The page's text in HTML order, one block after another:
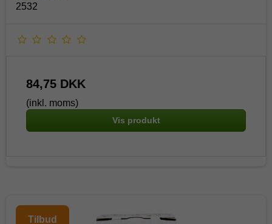
2532
84,75 DKK
(inkl. moms)
Vis produkt
Tilbud